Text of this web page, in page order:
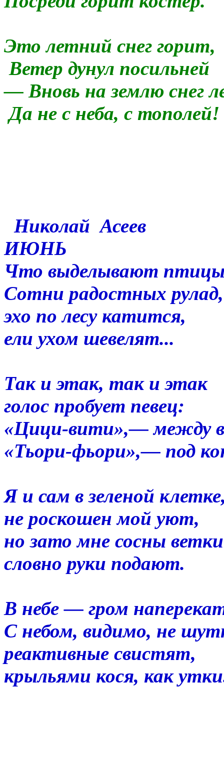
Это летний снег горит,
Ветер дунул посильней
— Вновь на землю снег
Да не с неба, с тополей!
Николай Асеев
ИЮНЬ
Что выделывают
Сотни радостных рулад,
эхо по лесу катится,
ели ухом шевелят...
Так и этак, так и этак
голос пробует певец:
«Цици-вити»,— между
«Тьори-фьори»,— под
Я и сам в зеленой
не роскошен мой уют,
но зато мне сосны ветки
словно руки подают.
В небе — гром
С небом, видимо, не
реактивные свистят,
крыльями кося, как